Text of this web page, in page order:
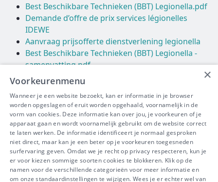
Best Beschikbare Technieken (BBT) Legionella.pdf
Demande d’offre de prix services légionelles
IDEWE
Aanvraag prijsofferte dienstverlening legionella
Best Beschikbare Technieken (BBT) Legionella -
samenvatting.pdf
Samenvatting Legionellabeheersing.pdf
Links
Agentschap Zorg en Gezondheid
Erkende laboratoria
IBEVE maakt deel uit van Groep
×
Voorkeurenmenu
Wanneer je een website bezoekt, kan er informatie in je browser
worden opgeslagen of eruit worden opgehaald, voornamelijk in de
vorm van cookies. Deze informatie kan over jou, je voorkeuren of je
apparaat gaan en wordt voornamelijk gebruikt om de website correct
te laten werken. De informatie identificeert je normaal gesproken
niet direct, maar kan je een beter op je voorkeuren toegesneden
surfervaring geven. Omdat we je recht op privacy respecteren, kun je
er voor kiezen sommige soorten cookies te blokkeren. Klik op de
namen voor de verschillende categorieën voor meer informatie en
om onze standaardinstellingen te wijzigen. Wees je er echter wel van